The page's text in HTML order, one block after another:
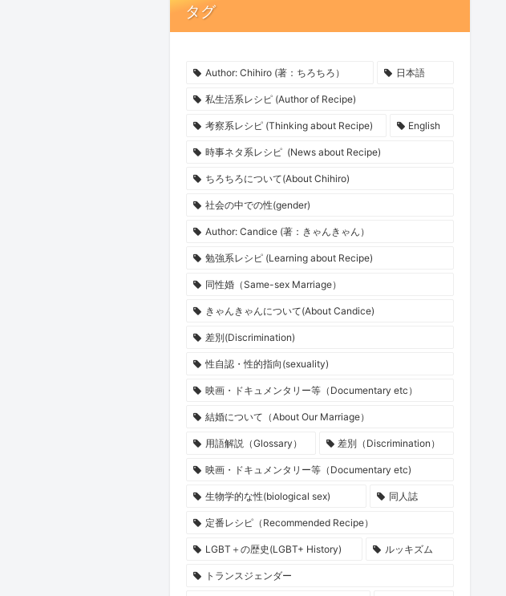
タグ
Author: Chihiro (著：ちろちろ） 日本語
私生活系レシピ (Author of Recipe)
考察系レシピ (Thinking about Recipe) English
時事ネタ系レシピ (News about Recipe)
ちろちろについて(About Chihiro)
社会の中での性(gender)
Author: Candice (著：きゃんきゃん）
勉強系レシピ (Learning about Recipe)
同性婚（Same-sex Marriage）
きゃんきゃんについて(About Candice)
差別(Discrimination)
性自認・性的指向(sexuality)
映画・ドキュメンタリー等（Documentary etc）
結婚について（About Our Marriage）
用語解説（Glossary） 差別（Discrimination）
映画・ドキュメンタリー等（Documentary etc)
生物学的な性(biological sex) 同人誌
定番レシピ（Recommended Recipe）
LGBT＋の歴史(LGBT+ History) ルッキズム
トランスジェンダー